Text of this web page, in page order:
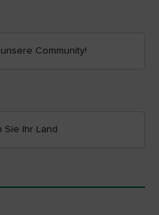
Community!
Sie Ihr Land